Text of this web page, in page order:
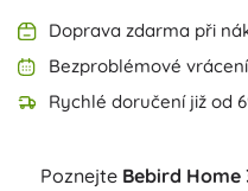
Doprava zdarma při
Bezproblémové
Rychlé doručení již od
Poznejte Bebird Home